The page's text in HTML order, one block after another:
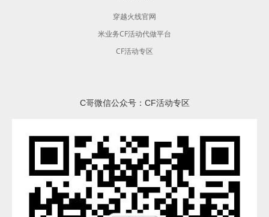
穿越火线官网
米业务CF活动代做平台
CF活动专区
C哥微信公众号：CF活动专区